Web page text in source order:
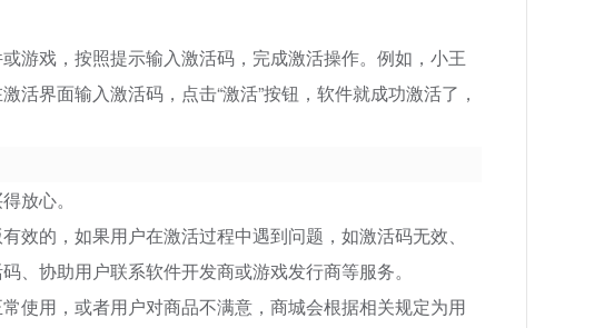
游戏，按照提示输入激活码，完成激活操作。例如，小王
界面输入激活码，点击“激活”按钮，软件就成功激活了，
放心。
的，如果用户在激活过程中遇到问题，如激活码无效、
、协助用户联系软件开发商或游戏发行商等服务。
使用，或者用户对商品不满意，商城会根据相关规定为用